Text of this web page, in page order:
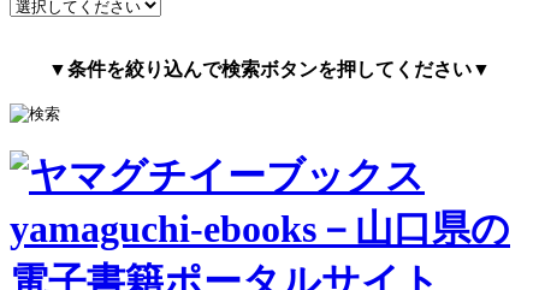
▼条件を絞り込んで検索ボタンを押してください▼